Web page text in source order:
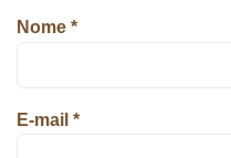
Nome *
E-mail *